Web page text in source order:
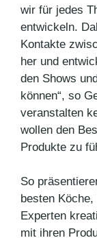
wir für jedes
entwickeln.
Kontakte
her und
den Shows
können“, so
veranstalten
wollen den
Produkte zu
So
besten
Experten
mit ihren